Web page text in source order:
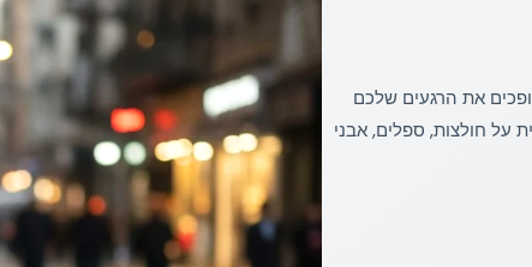
את הרגעים שלכם
על חולצות, ספלים, אבני